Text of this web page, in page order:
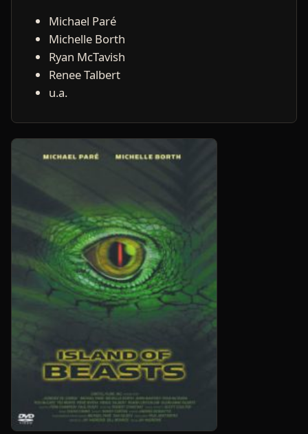
Michael Paré
Michelle Borth
Ryan McTavish
Renee Talbert
u.a.